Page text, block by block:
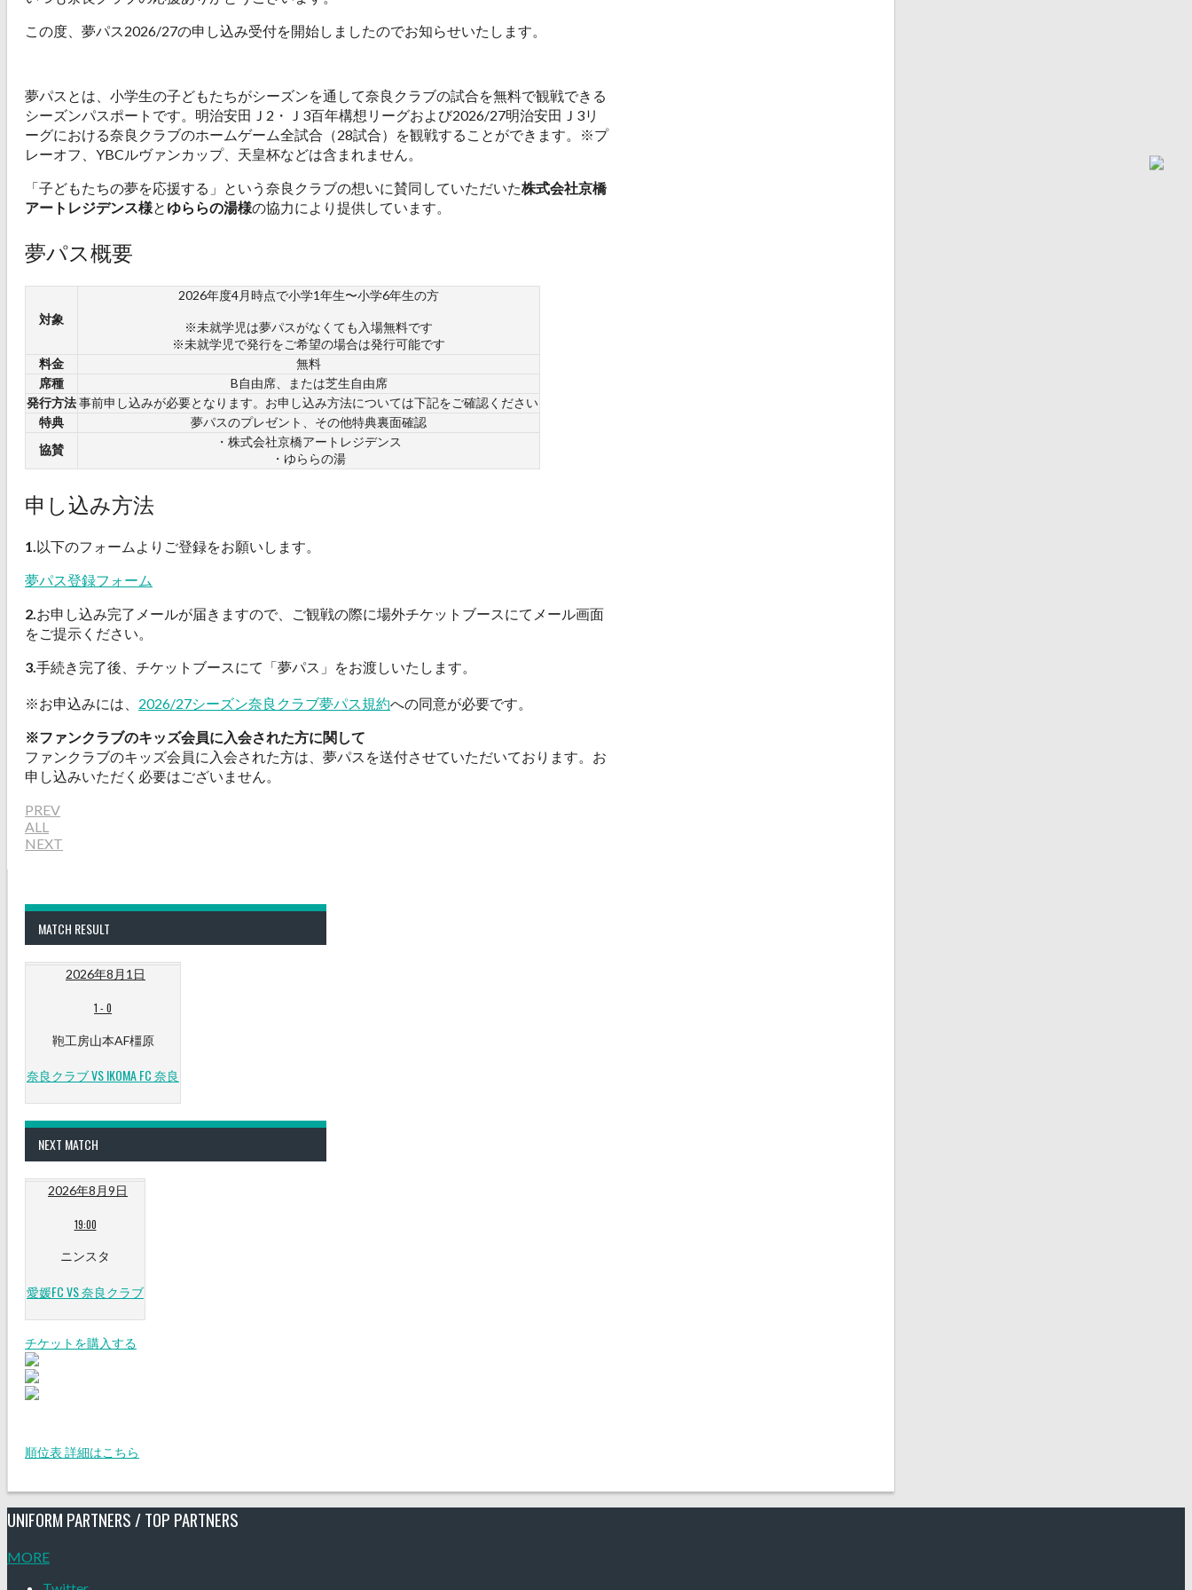
この度、夢パス2026/27の申し込み受付を開始しましたのでお知らせいたします。
夢パスとは、小学生の子どもたちがシーズンを通して奈良クラブの試合を無料で観戦できる
シーズンパスポートです。明治安田Ｊ2・Ｊ3百年構想リーグおよび2026/27明治安田Ｊ3リ
ーグにおける奈良クラブのホームゲーム全試合（28試合）を観戦することができます。
※プ
レーオフ、YBCルヴァンカップ、天皇杯などは含まれません。
「子どもたちの夢を応援する」という奈良クラブの想いに賛同していただいた株式会社京橋
アートレジデンス様と ゆららの湯様の協力により提供しています。
夢パス概要
対象
2026年度4月時点で小学1年生〜小学6年生の方
※未就学児は夢パスがなくても入場無料です
※未就学児で発行をご希望の場合は発行可能です
料金
無料
席種
B自由席、または芝生自由席
発行方法事前申し込みが必要となります。お申し込み方法については下記をご確認ください
特典
夢パスのプレゼント、その他特典裏面確認
協賛
・株式会社京橋アートレジデンス
・ゆららの湯
申し込み方法
1.以下のフォームよりご登録をお願いします。
夢パス登録フォーム
2.お申し込み完了メールが届きますので、ご観戦の際に場外チケットブースにてメール画面
をご提示ください。
3.手続き完了後、チケットブースにて「夢パス」をお渡しいたします。
※お申込みには、 2026/27シーズン奈良クラブ夢パス規約への同意が必要です。
※ファンクラブのキッズ会員に入会された方に関して
ファンクラブのキッズ会員に入会された方は、夢パスを送付させていただいております。お
申し込みいただく必要はございません。
PREV
ALL
NEXT
MATCH RESULT
2026年8月1日
1 - 0
鞄工房山本AF橿原
奈良クラブ VS IKOMA FC 奈良
NEXT MATCH
2026年8月9日
19:00
ニンスタ
愛媛FC VS 奈良クラブ
チケットを購入する
順位表 詳細はこちら
UNIFORM PARTNERS / TOP PARTNERS
MORE